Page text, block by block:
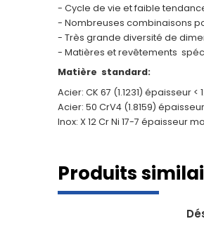
- Cycle de vie et faible
- Nombreuses combinaisons
- Très grande diversité de
- Matières et revêtements
Matière standard:
Acier: CK 67 (1.1231)
Acier: 50 CrV4 (1.8159)
Inox: X 12 Cr Ni 17-7 épaisseur
Produits